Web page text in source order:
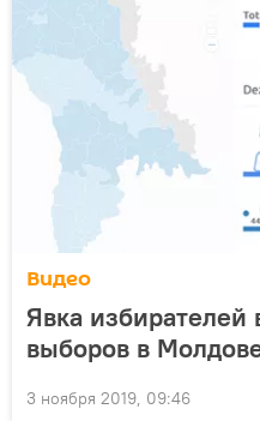
Видео
Явка избирателей
выборов в
3 ноября 2019, 09:46